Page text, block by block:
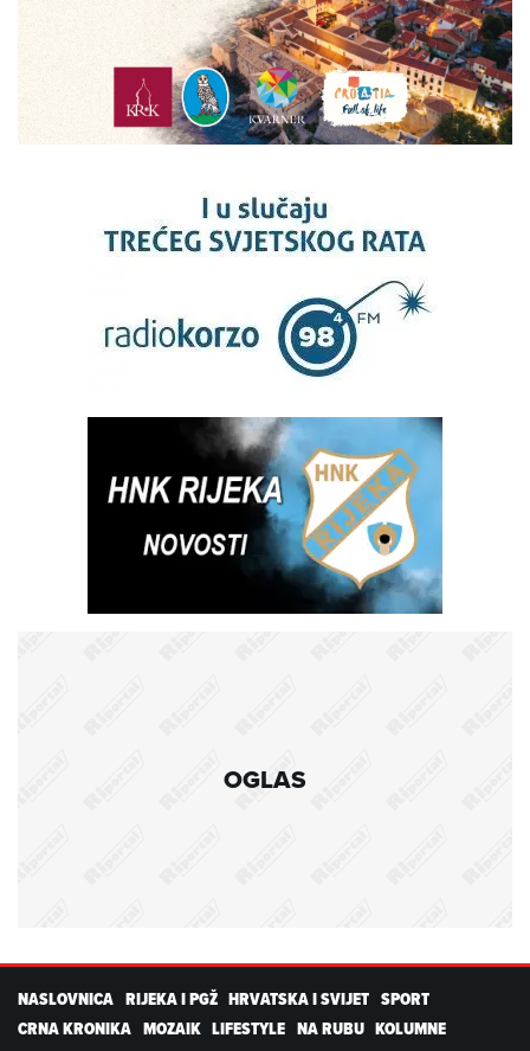
OGLAS
NASLOVNICA RIJEKA I PGŽ HRVATSKA I SVIJET SPORT
CRNA KRONIKA MOZAIK LIFESTYLE NA RUBU KOLUMNE